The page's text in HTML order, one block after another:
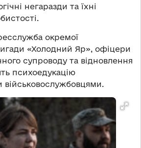
негаразди та їхні
окремої
«Холодний Яр», офіцери
супроводу та відновлення
психоедукацію